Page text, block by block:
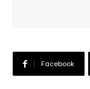
Facebook